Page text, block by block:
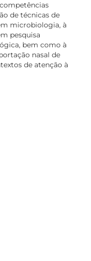
de técnicas de
microbiologia, à
pesquisa
bem como à
nasal de
de atenção à